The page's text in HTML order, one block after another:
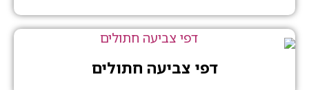
דפי צביעה חתולים